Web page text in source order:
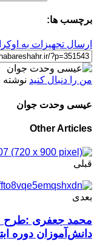
برچسب ها:
ارسال تجهیزات به
من را دنبال کنید
عیسی وحدت جوان
Other Articles
قبلی
بعدی
محمد جعفری :طرح
دانش‌آموزان دوره